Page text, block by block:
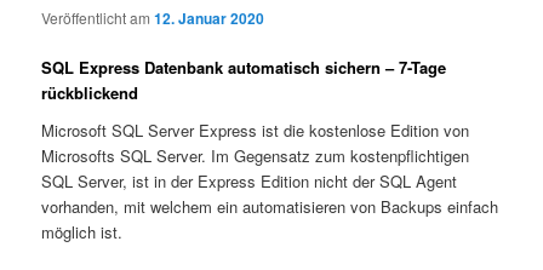
Veröffentlicht am12. Januar 2020
SQL Express Datenbank automatisch sichern – 7-Tage
rückblickend
Microsoft SQL Server Express ist die kostenlose Edition von
Microsofts SQL Server. Im Gegensatz zum kostenpflichtigen
SQL Server, ist in der Express Edition nicht der SQL Agent
vorhanden, mit welchem ein automatisieren von Backups einfach
möglich ist.